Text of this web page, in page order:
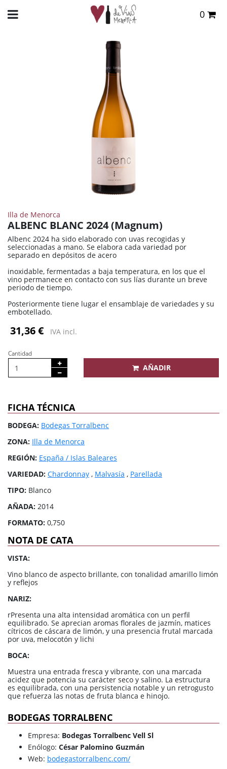
0
VER CESTA
Illa de Menorca
ALBENC BLANC 2024 (Magnum)
Albenc 2024 ha sido elaborado con uvas recogidas y
seleccionadas a mano. Se elabora cada variedad por
separado en depósitos de acero
inoxidable, fermentadas a baja temperatura, en los que el
vino permanece en contacto con sus lías durante un breve
periodo de tiempo.
Posteriormente tiene lugar el ensamblaje de variedades y su
embotellado.
31,36 € IVA incl.
Cantidad
AÑADIR
FICHA TÉCNICA
BODEGA: Bodegas Torralbenc
ZONA: Illa de Menorca
REGIÓN: España / Islas Baleares
VARIEDAD: Chardonnay , Malvasía , Parellada
TIPO: Blanco
AÑADA: 2014
FORMATO: 0,750
NOTA DE CATA
VISTA:
Vino blanco de aspecto brillante, con tonalidad amarillo limón
y reflejos
NARIZ:
rPresenta una alta intensidad aromática con un perfil
equilibrado. Se aprecian aromas florales de jazmín, matices
cítricos de cáscara de limón, y una presencia frutal marcada
por uva, melocotón y lichi
BOCA:
Muestra una entrada fresca y vibrante, con una marcada
acidez que potencia su carácter seco y salino. La estructura
es equilibrada, con una persistencia notable y un retrogusto
que refuerza las notas de fruta blanca e hinojo.
BODEGAS TORRALBENC
Empresa: Bodegas Torralbenc Vell Sl
Enólogo: César Palomino Guzmán
Web: bodegastorralbenc.com/